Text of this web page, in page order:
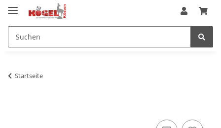
Startseite